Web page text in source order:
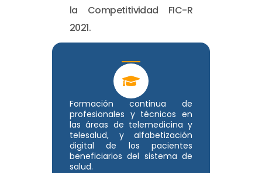
Formación continua de
profesionales y técnicos en
las áreas de telemedicina y
telesalud, y alfabetización
digital de los pacientes
beneficiarios del sistema de
salud.
la Competitividad FIC-R
2021.